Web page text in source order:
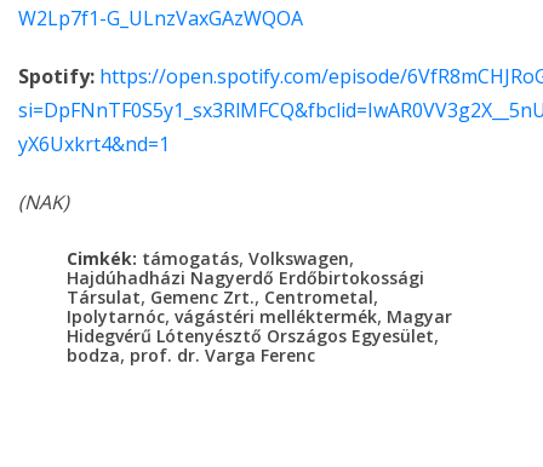
W2Lp7f1-G_ULnzVaxGAzWQOA
Spotify: https://open.spotify.com/episode/
yX6Uxkrt4&nd=1
(NAK)
Cimkék: támogatás, Volkswagen,
Hajdúhadházi Nagyerdő Erdőbirtokossági
Társulat, Gemenc Zrt., Centrometal,
Ipolytarnóc, vágástéri melléktermék, Magyar
Hidegvérű Lótenyésztő Országos Egyesület,
bodza, prof. dr. Varga Ferenc